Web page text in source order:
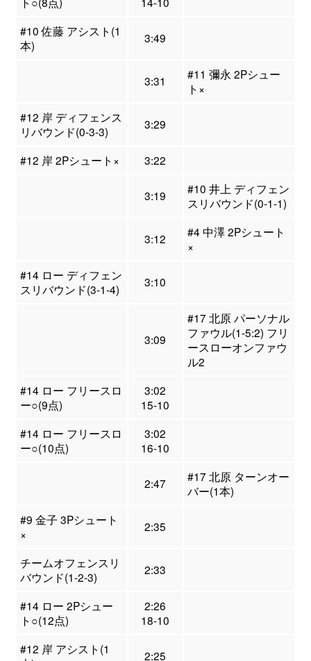
#10 佐藤 アシスト(1
本)
3:49
3:31
#11 彌永 2Pシュー
ト×
#12 岸 ディフェンス
リバウンド(0-3-3)
3:29
#12 岸 2Pシュート× 3:22
3:19
#10 井上 ディフェン
スリバウンド(0-1-1)
3:12
#4 中澤 2Pシュート
×
#14 ロー ディフェン
スリバウンド(3-1-4)
3:10
3:09
#17 北原 パーソナル
ファウル(1-5:2) フリ
ースローオンファウ
ル2
#14 ロー フリースロ
ー○(9点)
3:02
15-10
#14 ロー フリースロ
ー○(10点)
3:02
16-10
2:47
#17 北原 ターンオー
バー(1本)
#9 金子 3Pシュート
×
2:35
チームオフェンスリ
バウンド(1-2-3)
2:33
#14 ロー 2Pシュー
ト○(12点)
2:26
18-10
#12 岸 アシスト(1
2:25